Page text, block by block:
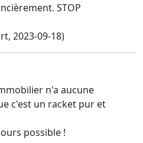
STOP
2023-09-18)
n'a aucune
c'est un racket pur et
possible !